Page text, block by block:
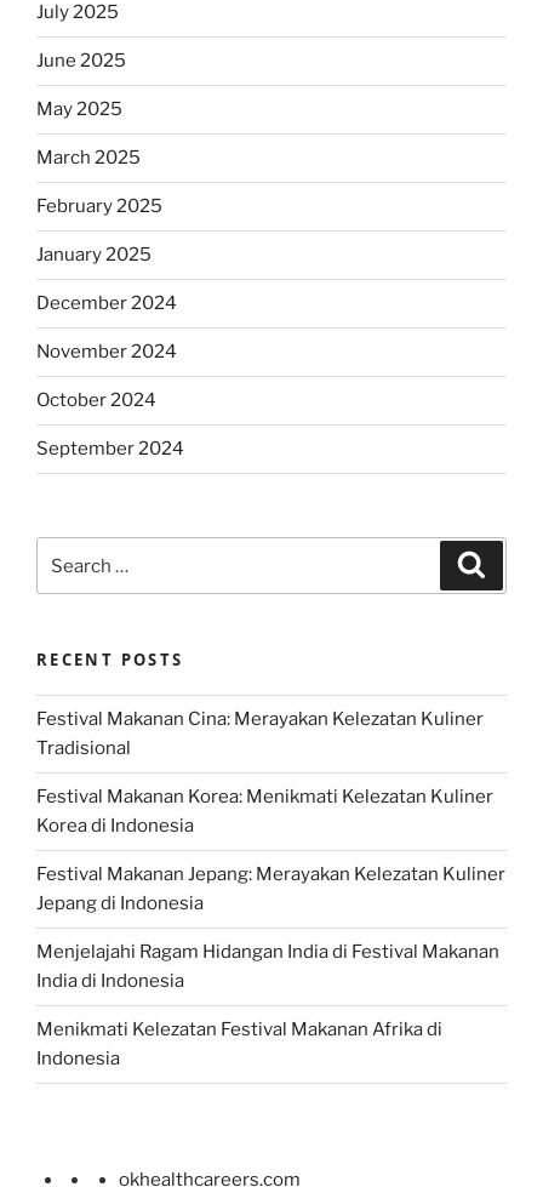
July 2025
June 2025
May 2025
March 2025
February 2025
January 2025
December 2024
November 2024
October 2024
September 2024
for:
RECENT POSTS
Festival Makanan Cina: Merayakan Kelezatan Kuliner
Tradisional
Festival Makanan Korea: Menikmati Kelezatan Kuliner
Korea di Indonesia
Festival Makanan Jepang: Merayakan Kelezatan Kuliner
Jepang di Indonesia
Menjelajahi Ragam Hidangan India di Festival Makanan
India di Indonesia
Menikmati Kelezatan Festival Makanan Afrika di
Indonesia
okhealthcareers.com